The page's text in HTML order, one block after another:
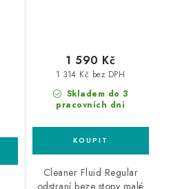
Skladem do 3
pracovních dní
1 314 Kč bez DPH
1 590 Kč
Cleaner Fluid Regular
odstraní beze stopy malé